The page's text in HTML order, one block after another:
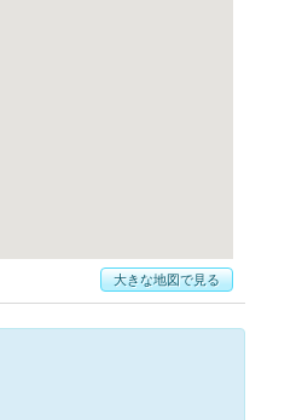
大きな地図で見る